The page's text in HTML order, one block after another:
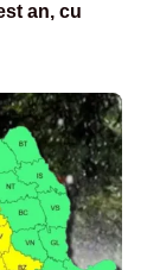
an, cu